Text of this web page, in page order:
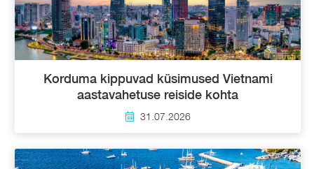
Korduma kippuvad küsimused Vietnami
aastavahetuse reiside kohta
31.07.2026